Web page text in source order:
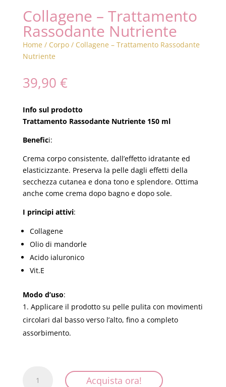
Collagene – Trattamento
Rassodante Nutriente
Home / Corpo/ Collagene – Trattamento Rassodante
Nutriente
39,90 €
Info sul prodotto
Trattamento Rassodante Nutriente 150 ml
Benefici:
Crema corpo consistente, dall’effetto idratante ed
elasticizzante. Preserva la pelle dagli effetti della
secchezza cutanea e dona tono e splendore. Ottima
anche come crema dopo bagno e dopo sole.
I principi attivi:
Collagene
Olio di mandorle
Acido ialuronico
Vit.E
Modo d’uso:
Applicare il prodotto su pelle pulita con movimenti
circolari dal basso verso l’alto, fino a completo
assorbimento.
Acquista ora!